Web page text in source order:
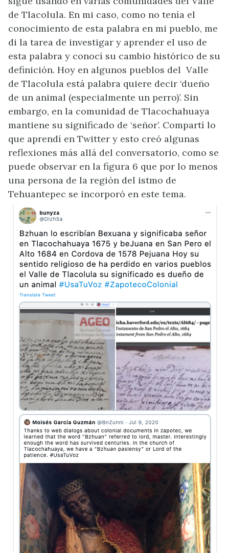
de Tlacolula. En mi caso, como no tenía el
conocimiento de esta palabra en mi pueblo, me
di la tarea de investigar y aprender el uso de
esta palabra y conocí su cambio histórico de su
definición. Hoy en algunos pueblos del Valle
de Tlacolula está palabra quiere decir ‘dueño
de un animal (especialmente un perro)’. Sin
embargo, en la comunidad de Tlacochahuaya
mantiene su significado de ‘señor’. Compartí lo
que aprendí en Twitter y esto creó algunas
reflexiones más allá del conversatorio, como se
puede observar en la figura 6 que por lo menos
una persona de la región del istmo de
Tehuantepec se incorporó en este tema.